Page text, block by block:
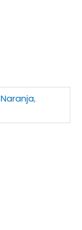
Naranja,